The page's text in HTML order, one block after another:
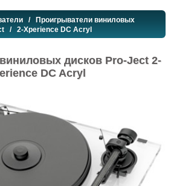
/
Проигрыватели виниловых
/ 2-Xperience DC Acryl
дисков Pro-Ject 2-
DC Acryl